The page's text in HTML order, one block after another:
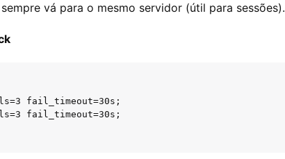
vá para o mesmo servidor (útil para sessões).
fail_timeout=30s;
fail_timeout=30s;